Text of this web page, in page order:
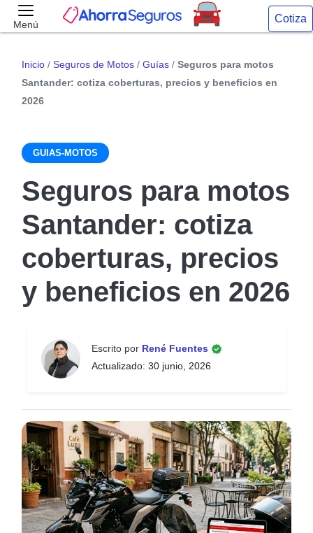
Menú Cotiza
Inicio / Seguros de Motos / Guías / Seguros para motos
Santander: cotiza coberturas, precios y beneficios en
2026
GUIAS-MOTOS
Seguros para motos
Santander: cotiza
coberturas, precios
y beneficios en 2026
Escrito por René Fuentes
Actualizado: 30 junio, 2026